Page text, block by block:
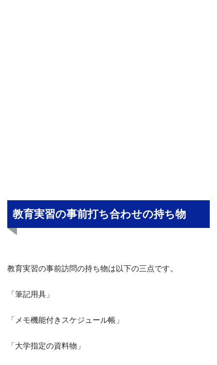
教育実習の事前打ち合わせの持ち物
教育実習の事前訪問の持ち物は以下の三点です。
「筆記用具」
「メモ機能付きスケジュール帳」
「大学指定の資料物」